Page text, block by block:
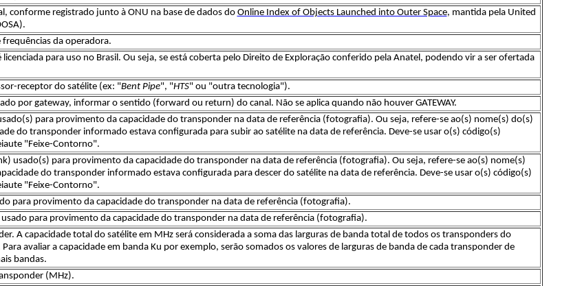
conforme registrado junto à ONU na base de dados do​Online Index of Objects Launched into Outer Space, mantida pela United
da operadora.
para uso no Brasil. Ou seja, se está coberta pelo Direito de Exploração conferido pela Anatel, podendo vir a ser ofertada
receptor do satélite (ex: "Bent Pipe", "HTS" ou "outra tecnologia").
por gateway, informar o sentido (forward ou return) do canal. Não se aplica quando não houver GATEWAY.
para provimento da capacidade do transponder na data de referência (fotografia). Ou seja, refere-se ao(s) nome(s) do(s)
do transponder informado estava configurada para subir ao satélite na data de referência. Deve-se usar o(s) código(s)
"Feixe-Contorno".
usado(s) para provimento da capacidade do transponder na data de referência (fotografia). Ou seja, refere-se ao(s) nome(s)
do transponder informado estava configurada para descer do satélite na data de referência. Deve-se usar o(s) código(s)
"Feixe-Contorno".
para provimento da capacidade do transponder na data de referência (fotografia).
para provimento da capacidade do transponder na data de referência (fotografia).
A capacidade total do satélite em MHz será considerada a soma das larguras de banda total de todos os transponders do
avaliar a capacidade em banda Ku por exemplo, serão somados os valores de larguras de banda de cada transponder de
bandas.
(MHz).